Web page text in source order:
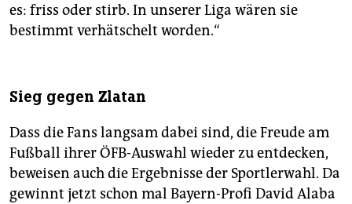
es: friss oder stirb. In unserer Liga wären sie
bestimmt verhätschelt worden.“
Sieg gegen Zlatan
Dass die Fans langsam dabei sind, die Freude am
Fußball ihrer ÖFB-Auswahl wieder zu entdecken,
beweisen auch die Ergebnisse der Sportlerwahl. Da
gewinnt jetzt schon mal Bayern-Profi David Alaba